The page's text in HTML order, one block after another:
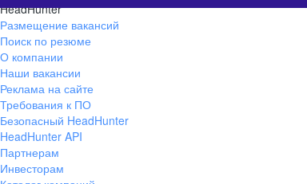
HeadHunter
Размещение вакансий
Поиск по резюме
О компании
Наши вакансии
Реклама на сайте
Требования к ПО
Безопасный HeadHunter
HeadHunter API
Партнерам
Инвесторам